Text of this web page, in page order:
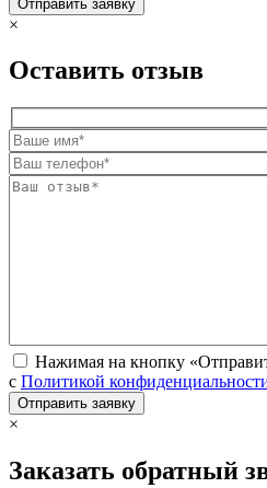
×
Оставить отзыв
Нажимая на кнопку
с Политикой
×
Заказать обратный